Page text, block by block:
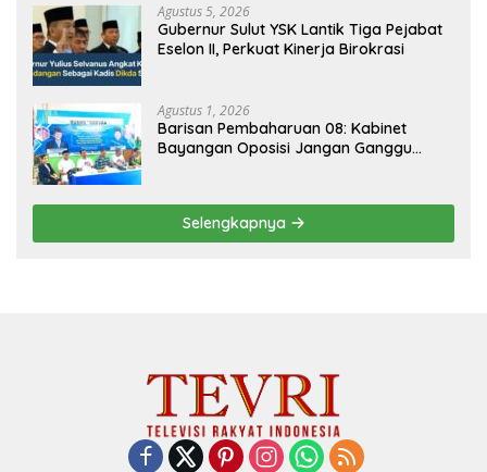
Agustus 5, 2026
Gubernur Sulut YSK Lantik Tiga Pejabat
Eselon II, Perkuat Kinerja Birokrasi
Agustus 1, 2026
Barisan Pembaharuan 08: Kabinet
Bayangan Oposisi Jangan Ganggu
Selengkapnya